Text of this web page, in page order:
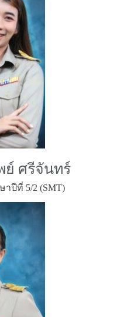
ย์ ศรีจันทร์
ปีที่ 5/2 (SMT)